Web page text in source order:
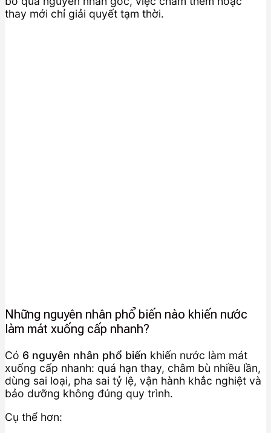
thay mới chỉ giải quyết tạm thời.
Những nguyên nhân phổ biến nào khiến nước
làm mát xuống cấp nhanh?
Có 6 nguyên nhân phổ biến khiến nước làm mát
xuống cấp nhanh: quá hạn thay, châm bù nhiều lần,
dùng sai loại, pha sai tỷ lệ, vận hành khắc nghiệt và
bảo dưỡng không đúng quy trình.
Cụ thể hơn: